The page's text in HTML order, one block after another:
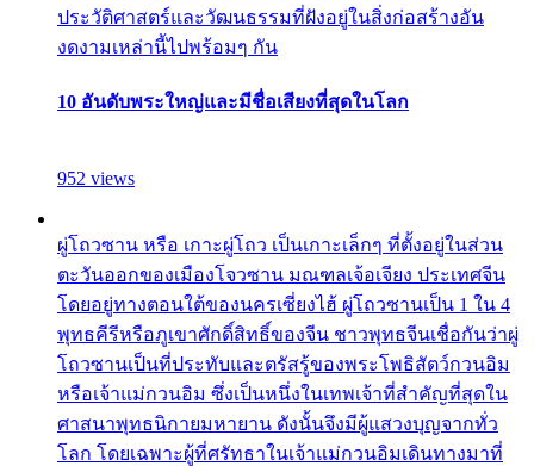
ประวัติศาสตร์และวัฒนธรรมที่ฝังอยู่ในสิ่งก่อสร้างอัน
งดงามเหล่านี้ไปพร้อมๆ กัน
10 อันดับพระใหญ่และมีชื่อเสียงที่สุดในโลก
952 views
ผู่โถวซาน หรือ เกาะผู่โถว เป็นเกาะเล็กๆ ที่ตั้งอยู่ในส่วน
ตะวันออกของเมืองโจวซาน มณฑลเจ้อเจียง ประเทศจีน
โดยอยู่ทางตอนใต้ของนครเซี่ยงไฮ้ ผู่โถวซานเป็น 1 ใน 4
พุทธคีรีหรือภูเขาศักดิ์สิทธิ์ของจีน ชาวพุทธจีนเชื่อกันว่าผู่
โถวซานเป็นที่ประทับและตรัสรู้ของพระโพธิสัตว์กวนอิม
หรือเจ้าแม่กวนอิม ซึ่งเป็นหนึ่งในเทพเจ้าที่สำคัญที่สุดใน
ศาสนาพุทธนิกายมหายาน ดังนั้นจึงมีผู้แสวงบุญจากทั่ว
โลก โดยเฉพาะผู้ที่ศรัทธาในเจ้าแม่กวนอิมเดินทางมาที่